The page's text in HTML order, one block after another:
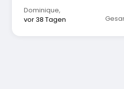
Dominique,
vor 38 Tagen